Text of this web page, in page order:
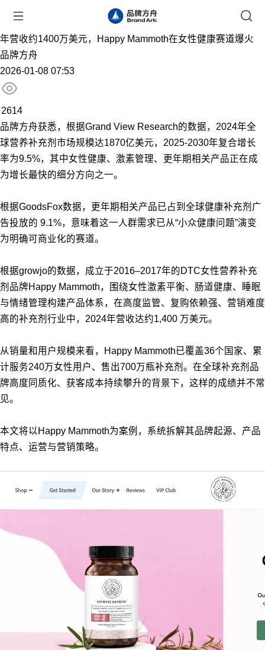
年营收约1400万美元，Happy Mammoth在女性健康赛道爆火
品牌方舟
2026-01-08 07:53
2614
品牌方舟获悉，根据Grand View Research的数据，2024年全
球营养补充剂市场规模达1870亿美元，2025-2030年复合增长
率为9.5%，其中女性健康、激素管理、更年期相关产品正在成
为增长最快的细分方向之一。
根据GoodsFox数据，更年期相关产品已占到全球健康补充剂广
告投放的 9.1%，意味着这一人群需求已从“小众健康问题”演变
为明确可商业化的赛道。
根据growjo的数据，成立于2016–2017年的DTC女性营养补充
剂品牌Happy Mammoth，围绕女性激素平衡、肠道健康、睡眠
与情绪管理构建产品体系，在高度监管、复购依赖强、营销难度
高的补充剂行业中，2024年营收达约1,400 万美元。
从销量和用户规模来看，Happy Mammoth已覆盖36个国家、累
计服务240万女性用户、售出700万瓶补充剂。在全球补充剂品
牌高度同质化、获客成本持续攀升的背景下，这样的成绩并不常
见。
本文将以Happy Mammoth为案例，系统拆解其品牌起源、产品
特点、运营与营销策略。